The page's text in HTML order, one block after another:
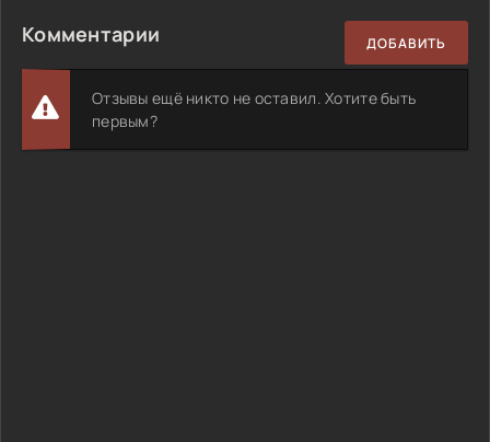
Комментарии ДОБАВИТЬ
Отзывы ещё никто не оставил. Хотите быть
первым?